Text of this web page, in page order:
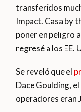
transferidos
Impact. Casa by
poner en peligro
regresé a los EE.
Se reveló que el
Dace Goulding,
operadores eran